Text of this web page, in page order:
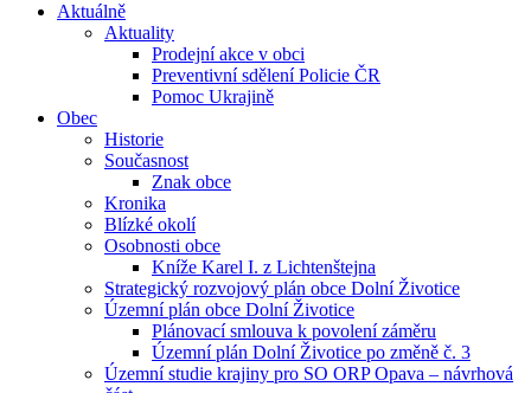
Aktuálně
Aktuality
Prodejní akce v obci
Preventivní sdělení Policie ČR
Pomoc Ukrajině
Obec
Historie
Současnost
Znak obce
Kronika
Blízké okolí
Osobnosti obce
Kníže Karel I. z Lichtenštejna
Strategický rozvojový plán obce Dolní Životice
Územní plán obce Dolní Životice
Plánovací smlouva k povolení záměru
Územní plán Dolní Životice po změně č. 3
Územní studie krajiny pro SO ORP Opava – návrhová